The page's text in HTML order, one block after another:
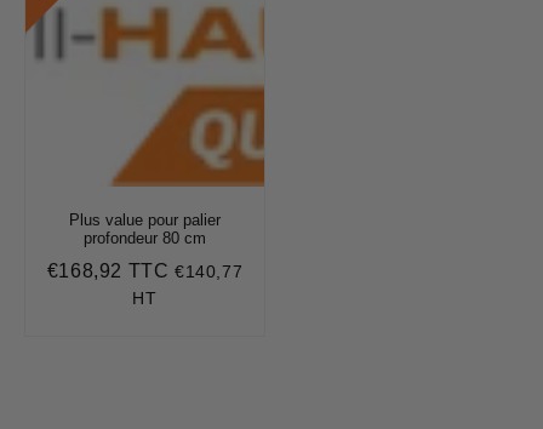
Plus value pour palier
profondeur 80 cm
Prix
€168,92 TTC €168,92
€140,77
HT